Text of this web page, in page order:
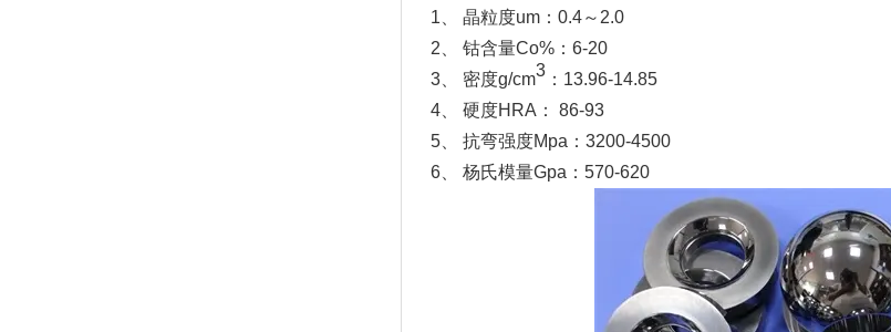
1、 晶粒度um：0.4～2.0
2、 钴含量Co%：6-20
3、 密度g/cm3 ：13.96-14.85
4、 硬度HRA： 86-93
5、 抗弯强度Mpa：3200-4500
6、 杨氏模量Gpa：570-620